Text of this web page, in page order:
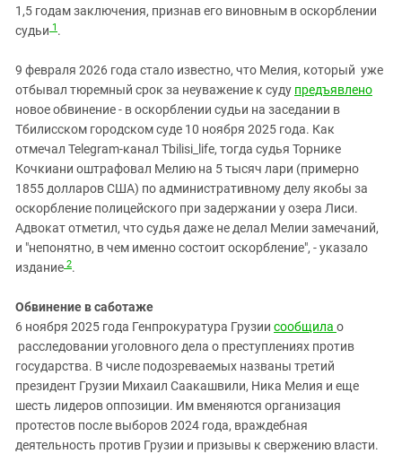
1,5 годам заключения, признав его виновным в оскорблении
судьи 1 .
9 февраля 2026 года стало известно, что Мелия, который уже
отбывал тюремный срок за неуважение к суду предъявлено
новое обвинение - в оскорблении судьи на заседании в
Тбилисском городском суде 10 ноября 2025 года. Как
отмечал Telegram-канал Tbilisi_life, тогда судья Торнике
Кочкиани оштрафовал Мелию на 5 тысяч лари (примерно
1855 долларов США) по административному делу якобы за
оскорбление полицейского при задержании у озера Лиси.
Адвокат отметил, что судья даже не делал Мелии замечаний,
и "непонятно, в чем именно состоит оскорбление", - указало
издание 2.
Обвинение в саботаже
6 ноября 2025 года Генпрокуратура Грузии сообщила о
расследовании уголовного дела о преступлениях против
государства. В числе подозреваемых названы третий
президент Грузии Михаил Саакашвили, Ника Мелия и еще
шесть лидеров оппозиции. Им вменяются организация
протестов после выборов 2024 года, враждебная
деятельность против Грузии и призывы к свержению власти.